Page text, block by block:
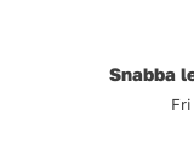
Snabba